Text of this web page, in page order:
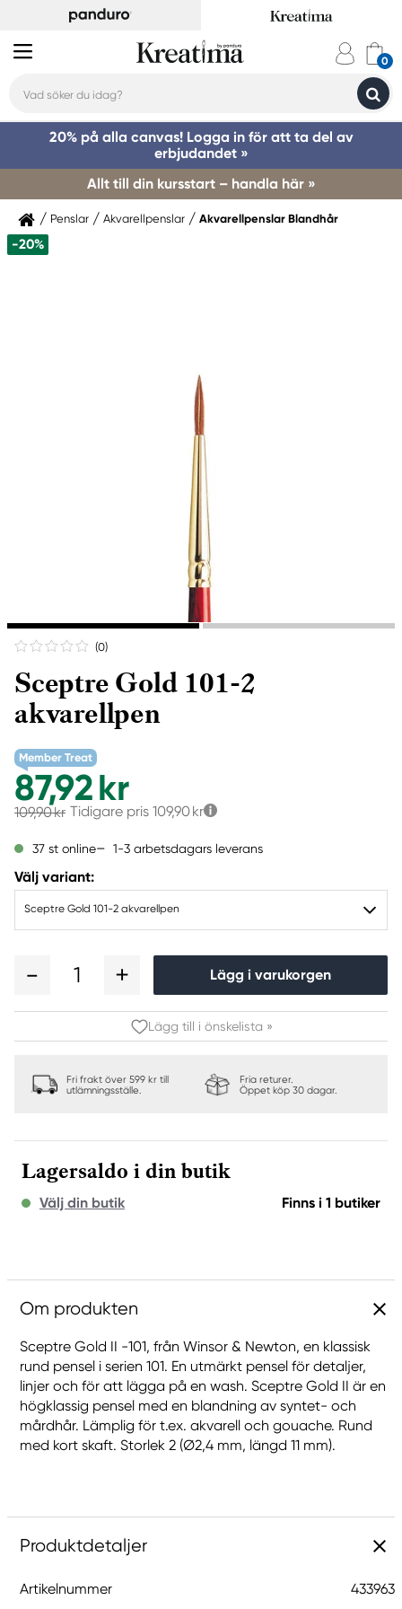
20% på alla canvas! Logga in för att ta del av
erbjudandet »
Allt till din kursstart – handla här »
Penslar Akvarellpenslar Akvarellpenslar Blandhår
-20%
(0)
Sceptre Gold 101-2
akvarellpen
Member Treat
87,92 kr
109,90 kr Tidigare pris 109,90 kr
37 st online 1-3 arbetsdagars leverans
Välj variant:
Sceptre Gold 101-2 akvarellpen
1 Lägg i varukorgen
Lägg till i önskelista »
Fri frakt över 599 kr till
utlämningsställe.
Fria returer.
Öppet köp 30 dagar.
Lagersaldo i din butik
Välj din butik Finns i 1 butiker
Om produkten
Sceptre Gold II -101, från Winsor & Newton, en klassisk
rund pensel i serien 101. En utmärkt pensel för detaljer,
linjer och för att lägga på en wash. Sceptre Gold II är en
högklassig pensel med en blandning av syntet- och
mårdhår. Lämplig för t.ex. akvarell och gouache. Rund
med kort skaft. Storlek 2 (Ø2,4 mm, längd 11 mm).
Produktdetaljer
Artikelnummer 433963